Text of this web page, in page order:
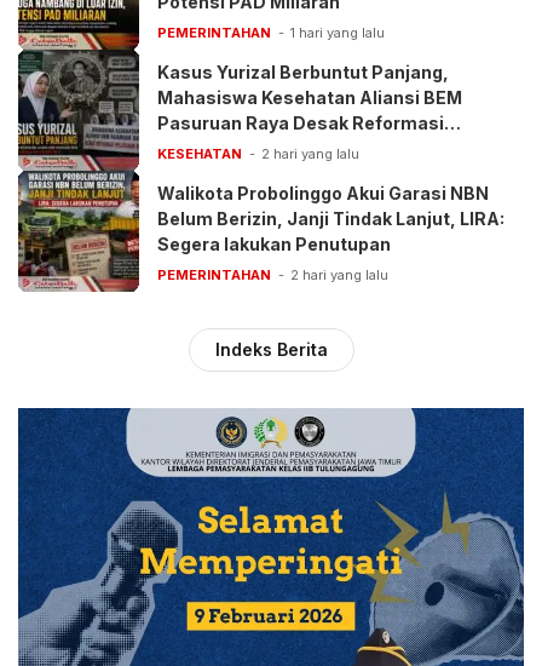
PEMERINTAHAN 1 hari yang lalu
Kasus Yurizal Berbuntut Panjang,
Mahasiswa Kesehatan Aliansi BEM
Pasuruan Raya Desak Reformasi
Pelayanan BPJS
KESEHATAN 2 hari yang lalu
Walikota Probolinggo Akui Garasi NBN
Belum Berizin, Janji Tindak Lanjut, LIRA:
Segera lakukan Penutupan
PEMERINTAHAN 2 hari yang lalu
Indeks Berita